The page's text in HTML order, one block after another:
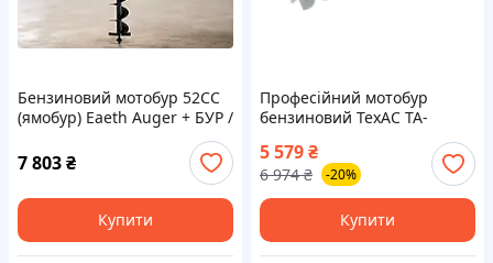
Бензиновий мотобур 52СС
(ямобур) Eaeth Auger + БУР /
Двотактний бензиновий
мотобур
7 803₴
Купити
Професійний мотобур
бензиновий ТехАС TA-
GA1900)
5 579₴
6 974 ₴ -20%
Купити